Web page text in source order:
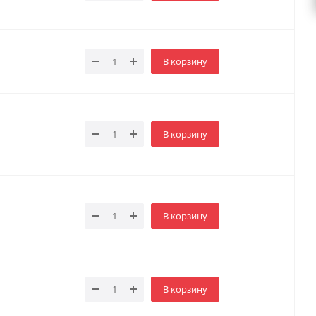
В корзину
В корзину
В корзину
В корзину